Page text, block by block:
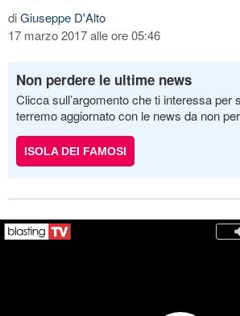
diGiuseppe D'Alto
17 marzo 2017 alle ore 05:46
Non perdere le ultime news
Clicca sull’argomento che ti interessa per
terremo aggiornato con le news da non
ISOLA DEI FAMOSI